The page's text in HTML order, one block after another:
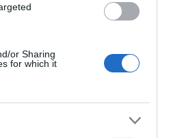
or Sharing
for which it